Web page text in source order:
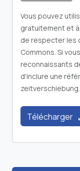
Vous pouvez
gratuitement et
de respecter les
Commons. Si
reconnaissants
d'inclure une
Télécharger